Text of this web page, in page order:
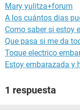
Mary yulitza+forum
A los cuántos dias
Como saber si estoy
Que pasa si me da
Toque electrico
Estoy embarazada y
1 respuesta